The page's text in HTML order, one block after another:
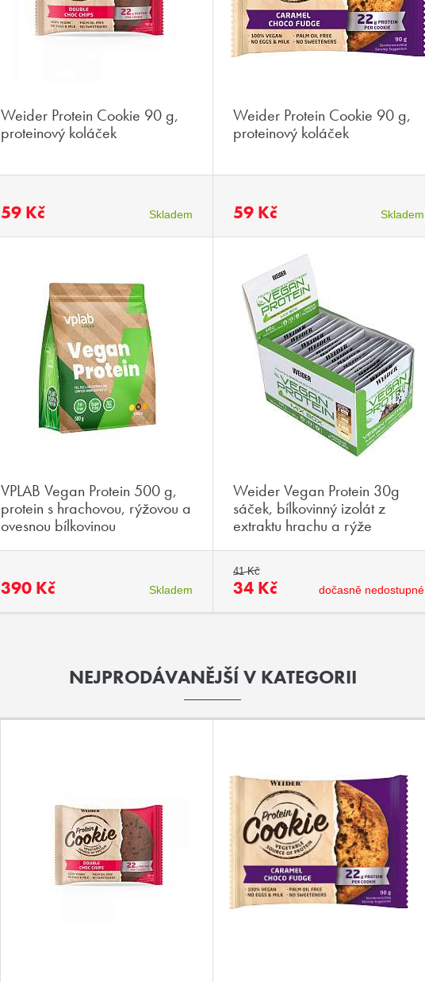
Weider Protein Cookie 90 g,
proteinový koláček
59 Kč Skladem
Weider Protein Cookie 90 g,
proteinový koláček
59 Kč Skladem
VPLAB Vegan Protein 500 g,
protein s hrachovou, rýžovou a
ovesnou bílkovinou
390 Kč Skladem
Weider Vegan Protein 30g
sáček, bílkovinný izolát z
extraktu hrachu a rýže
41 Kč
34 Kč dočasně nedostupné
NEJPRODÁVANĚJŠÍ V KATEGORII